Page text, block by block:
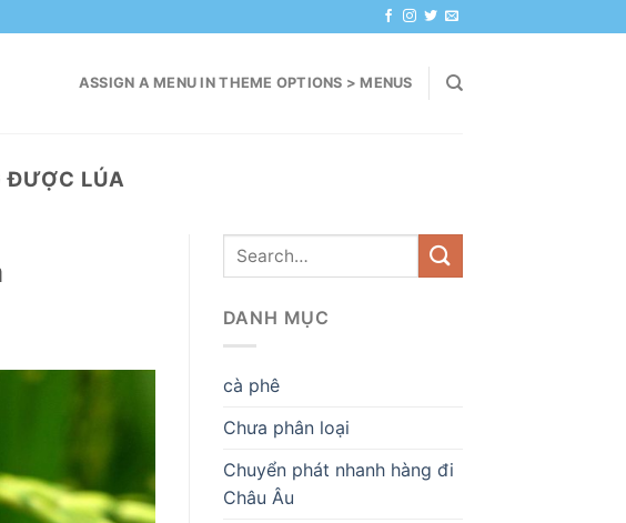
ASSIGN A MENU IN THEME OPTIONS > MENUS
ĐƯỢC LÚA
DANH MỤC
cà phê
Chưa phân loại
Chuyển phát nhanh hàng đi
Châu Âu